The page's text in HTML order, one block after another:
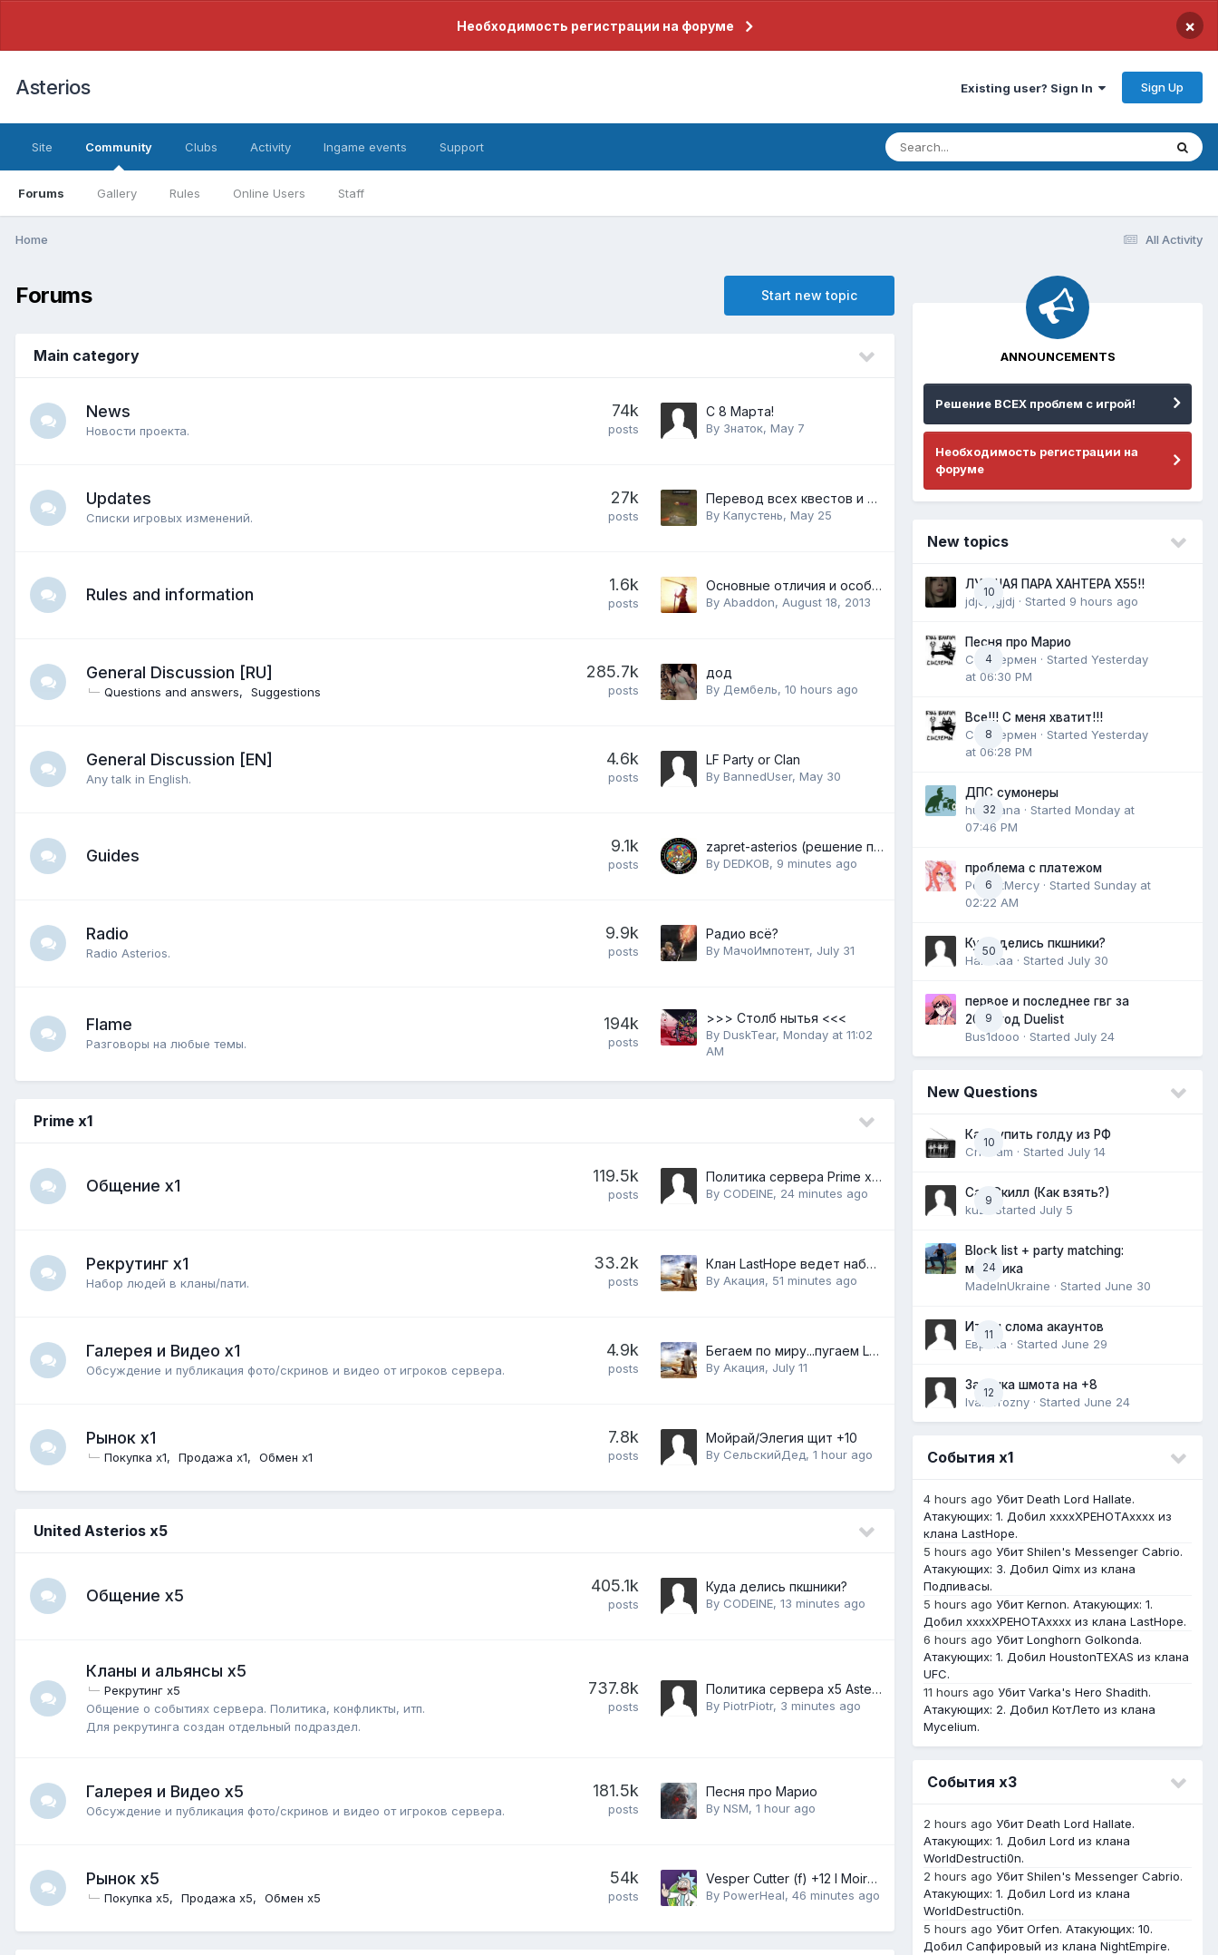
Необходимость регистрации на форуме ×
Asterios Existing user? Sign In Sign Up
Site Community
Forums Gallery Rules Online Users Staff
Clubs Activity Ingame events Support
All Activity
Home
Forums Start new topic
Main category
News
Новости проекта.
74k
posts
С 8 Марта!
By Знаток, May 7
Updates
Списки игровых изменений.
27k
posts
Перевод всех квестов и диалогов
By Капустень, May 25
Rules and information
1.6k
posts
Основные отличия и особенности серверов комплекса
By Abaddon, August 18, 2013
General Discussion [RU]
Questions and answers Suggestions
285.7k
posts
дод
By Дембель, 10 hours ago
General Discussion [EN]
Any talk in English.
4.6k
posts
LF Party or Clan
By BannedUser, May 30
Guides
9.1k
posts
zapret-asterios (решение проблем со входом в игру)
By DEDKOB, 9 minutes ago
Radio
Radio Asterios.
9.9k
posts
Радио всё?
By МачоИмпотент, July 31
Flame
Разговоры на любые темы.
194k
posts
>>> Столб нытья <<<
By DuskTear, Monday at 11:02
AM
Prime x1
Общение x1
119.5k
posts
Политика сервера Prime x1 Part 13
By CODEINE, 24 minutes ago
Рекрутинг х1
Набор людей в кланы/пати.
33.2k
posts
Клан LastHope ведет набор!
By Акация, 51 minutes ago
Галерея и Видео x1
Обсуждение и публикация фото/скринов и видео от игроков сервера.
4.9k
posts
Бегаем по миру...пугаем LastHope(осада 15.03.2026)
By Акация, July 11
Рынок x1
Покупка x1 Продажа x1 Обмен x1
7.8k
posts
Мойрай/Элегия щит +10
By СельскийДед, 1 hour ago
United Asterios x5
Общение x5
405.1k
posts
Куда делись пкшники?
By CODEINE, 13 minutes ago
Кланы и альянсы x5
Рекрутинг x5
Общение о событиях сервера. Политика, конфликты, итп.
Для рекрутинга создан отдельный подраздел.
737.8k
posts
Политика сервера x5 Asterios [Part 91]
By PiotrPiotr, 3 minutes ago
Галерея и Видео x5
Обсуждение и публикация фото/скринов и видео от игроков сервера.
181.5k
posts
Песня про Марио
By NSM, 1 hour ago
Рынок x5
Покупка x5 Продажа x5 Обмен x5
54k
posts
Vesper Cutter (f) +12 l Moirai +6 L set
By PowerHeal, 46 minutes ago
ANNOUNCEMENTS
Решение ВСЕХ проблем с игрой!
Необходимость регистрации на
форуме
New topics
10
ЛУЧШАЯ ПАРА ХАНТЕРА Х55!!
jdjdjfjgjdj · Started 9 hours ago
4
Песня про Марио
СенЖермен · Started Yesterday
at 06:30 PM
8
Все!!! С меня хватит!!!
СенЖермен · Started Yesterday
at 06:28 PM
32
ДПС сумонеры
hurricana · Started Monday at
07:46 PM
6
проблема с платежом
PocketMercy · Started Sunday at
02:22 AM
50
Куда делись пкшники?
Harukaa · Started July 30
9
первое и последнее гвг за
2025 год Duelist
Bus1dooo · Started July 24
New Questions
10
Как купить голду из РФ
CriTeam · Started July 14
9
Саб Скилл (Как взять?)
kuz
· Started July 5
24
Block list + party matching:
механика
MadeInUkraine · Started June 30
11
Итоги слома акаунтов
Еврика · Started June 29
12
Заточка шмота на +8
IvanGrozny · Started June 24
События х1
4 hours ago Убит Death Lord Hallate.
Атакующих: 1. Добил ххххХРЕНОТАхххх из
клана LastHope.
5 hours ago Убит Shilen's Messenger Cabrio.
Атакующих: 3. Добил Qimx из клана
Подпивасы.
5 hours ago Убит Kernon. Атакующих: 1.
Добил ххххХРЕНОТАхххх из клана LastHope.
6 hours ago Убит Longhorn Golkonda.
Атакующих: 1. Добил HoustonTEXAS из клана
UFC.
11 hours ago Убит Varka's Hero Shadith.
Атакующих: 2. Добил КотЛето из клана
Mycelium.
События х3
2 hours ago Убит Death Lord Hallate.
Атакующих: 1. Добил Lord из клана
WorldDestructi0n.
2 hours ago Убит Shilen's Messenger Cabrio.
Атакующих: 1. Добил Lord из клана
WorldDestructi0n.
5 hours ago Убит Orfen. Атакующих: 10.
Добил Сапфировый из клана NightEmpire.